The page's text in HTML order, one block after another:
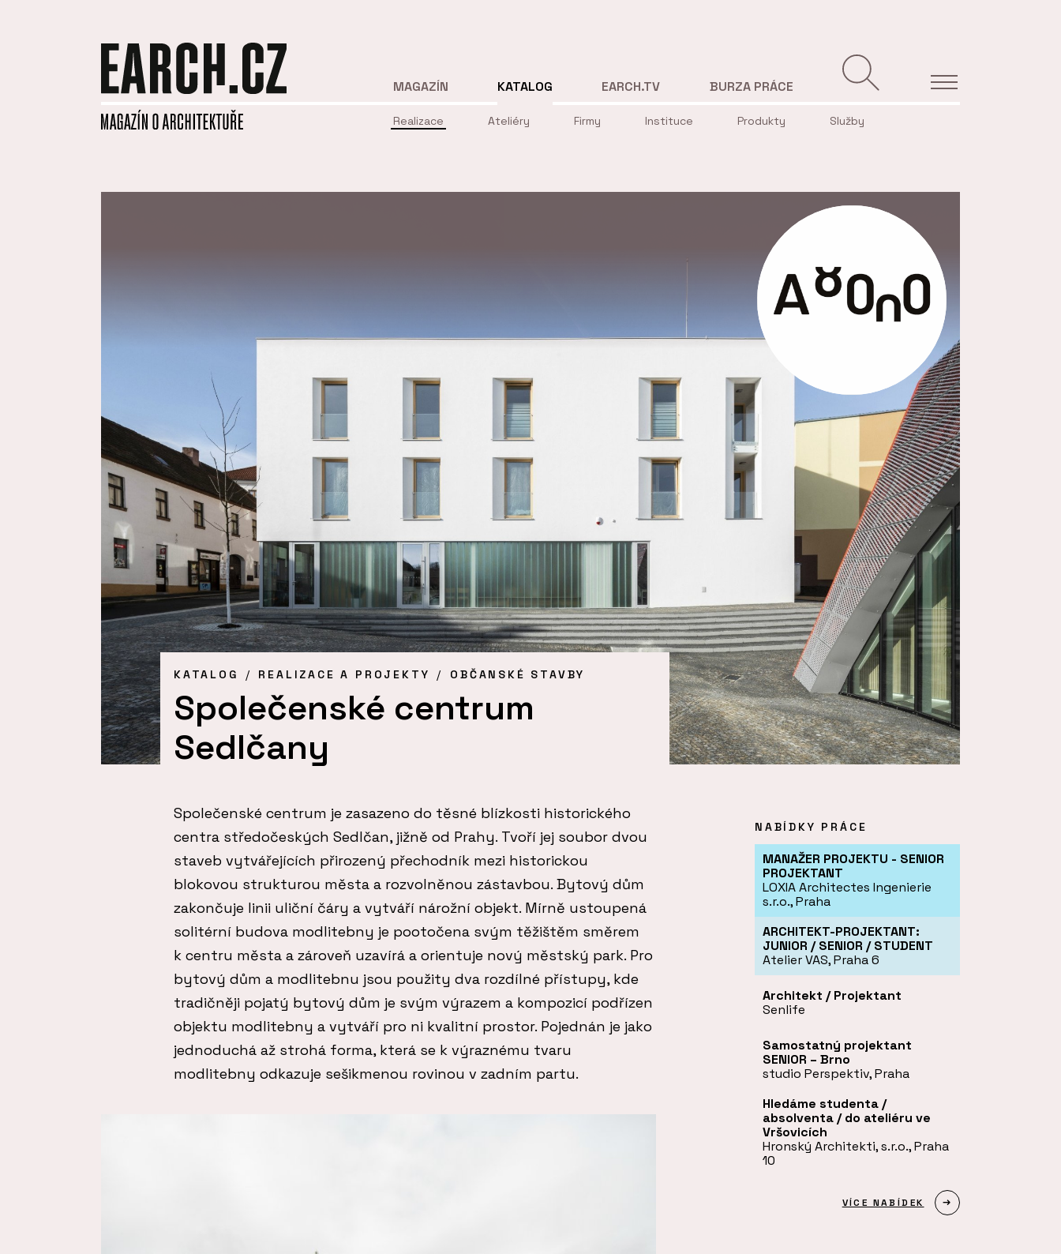
MAGAZÍN KATALOG
Realizace Ateliéry Firmy Instituce Produkty Služby
EARCH.TV BURZA PRÁCE
KATALOG REALIZACE A PROJEKTY OBČANSKÉ STAVBY
Společenské centrum
Sedlčany
Společenské centrum je zasazeno do těsné blízkosti historického
centra středočeských Sedlčan, jižně od Prahy. Tvoří jej soubor dvou
staveb vytvářejících přirozený přechodník mezi historickou
blokovou strukturou města a rozvolněnou zástavbou. Bytový dům
zakončuje linii uliční čáry a vytváří nárožní objekt. Mírně ustoupená
solitérní budova modlitebny je pootočena svým těžištěm směrem
k centru města a zároveň uzavírá a orientuje nový městský park. Pro
bytový dům a modlitebnu jsou použity dva rozdílné přístupy, kde
tradičněji pojatý bytový dům je svým výrazem a kompozicí podřízen
objektu modlitebny a vytváří pro ni kvalitní prostor. Pojednán je jako
jednoduchá až strohá forma, která se k výraznému tvaru
modlitebny odkazuje sešikmenou rovinou v zadním partu.
NABÍDKY PRÁCE
MANAŽER PROJEKTU - SENIOR
PROJEKTANT
LOXIA Architectes Ingenierie
s.r.o., Praha
ARCHITEKT-PROJEKTANT:
JUNIOR / SENIOR / STUDENT
Atelier VAS, Praha 6
Architekt / Projektant
Senlife
Samostatný projektant
SENIOR – Brno
studio Perspektiv, Praha
Hledáme studenta /
absolventa / do ateliéru ve
Vršovicích
Hronský Architekti, s.r.o., Praha
10
VÍCE NABÍDEK